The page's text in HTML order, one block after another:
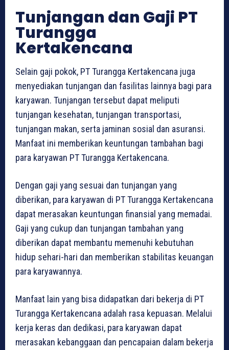
Tunjangan dan Gaji PT
Turangga
Kertakencana
Selain gaji pokok, PT Turangga Kertakencana juga
menyediakan tunjangan dan fasilitas lainnya bagi para
karyawan. Tunjangan tersebut dapat meliputi
tunjangan kesehatan, tunjangan transportasi,
tunjangan makan, serta jaminan sosial dan asuransi.
Manfaat ini memberikan keuntungan tambahan bagi
para karyawan PT Turangga Kertakencana.
Dengan gaji yang sesuai dan tunjangan yang
diberikan, para karyawan di PT Turangga Kertakencana
dapat merasakan keuntungan finansial yang memadai.
Gaji yang cukup dan tunjangan tambahan yang
diberikan dapat membantu memenuhi kebutuhan
hidup sehari-hari dan memberikan stabilitas keuangan
para karyawannya.
Manfaat lain yang bisa didapatkan dari bekerja di PT
Turangga Kertakencana adalah rasa kepuasan. Melalui
kerja keras dan dedikasi, para karyawan dapat
merasakan kebanggaan dan pencapaian dalam bekerja